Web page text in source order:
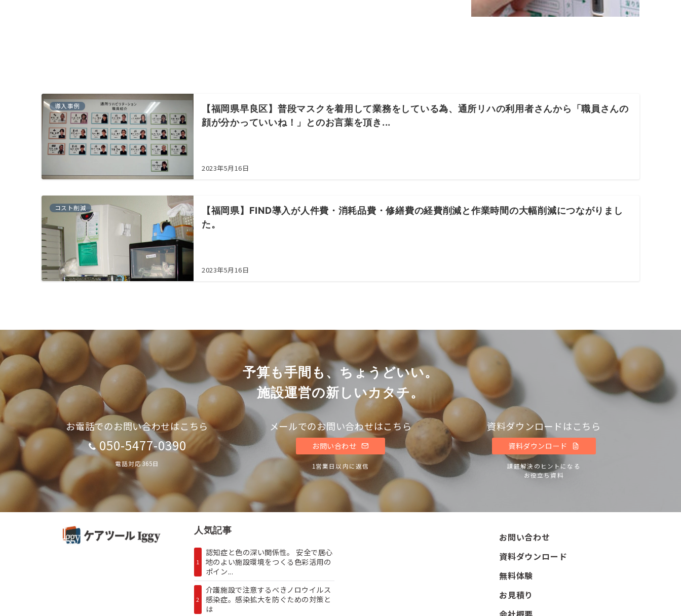
導入事例
【福岡県早良区】普段マスクを着用して業務をしている為、通所リハの利用者さんから「職員さんの
顔が分かっていいね！」とのお言葉を頂き...
2023年5月16日
コスト削減
【福岡県】FIND導入が人件費・消耗品費・修繕費の経費削減と作業時間の大幅削減につながりまし
た。
2023年5月16日
予算も手間も、ちょうどいい。
施設運営の新しいカタチ。
お電話でのお問い合わせはこちら
050-5477-0390
電話対応365日
メールでのお問い合わせはこちら
お問い合わせ
1営業日以内に返信
資料ダウンロードはこちら
資料ダウンロード
課題解決のヒントになる
お役立ち資料
人気記事
1
認知症と色の深い関係性。 安全で居心
地のよい施設環境をつくる色彩活用の
ポイン...
2
介護施設で注意するべきノロウイルス
感染症。感染拡大を防ぐための対策と
は
お問い合わせ
資料ダウンロード
無料体験
お見積り